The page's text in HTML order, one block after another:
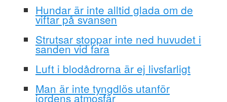
Hundar är inte alltid glada om de
viftar på svansen
Strutsar stoppar inte ned huvudet i
sanden vid fara
Luft i blodådrorna är ej livsfarligt
Man är inte tyngdlös utanför
jordens atmosfär